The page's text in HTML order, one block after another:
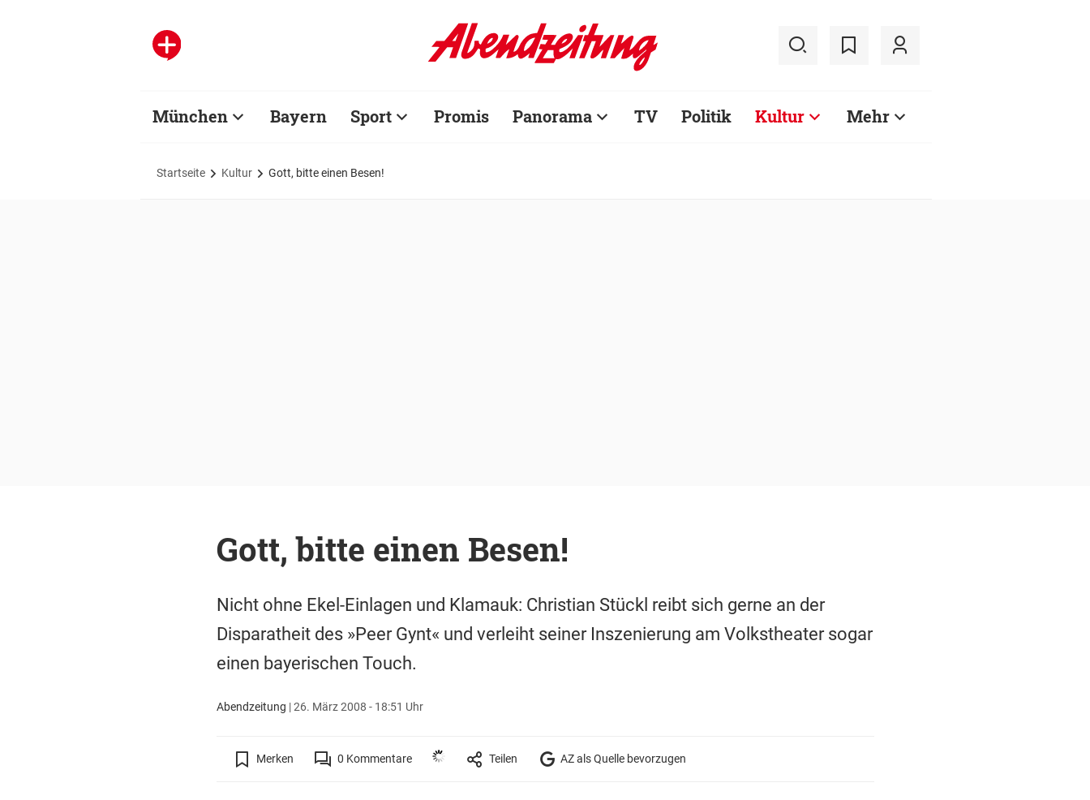
München Bayern Sport Promis Panorama TV Politik Kultur Mehr
Startseite Kultur Gott, bitte einen Besen!
Gott, bitte einen Besen!
Nicht ohne Ekel-Einlagen und Klamauk: Christian Stückl reibt sich gerne an der
Disparatheit des »Peer Gynt« und verleiht seiner Inszenierung am Volkstheater sogar
einen bayerischen Touch.
Abendzeitung |26. März 2008 - 18:51 Uhr
Merken 0 Kommentare Teilen AZ als Quelle bevorzugen